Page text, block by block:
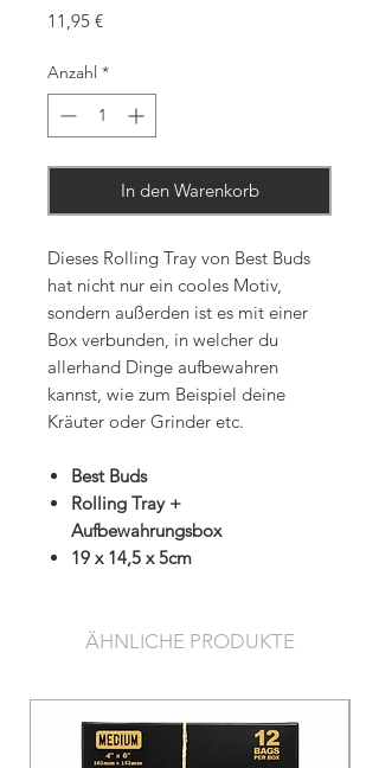
11,95 €Preis
Anzahl *
In den Warenkorb
Dieses Rolling Tray von Best Buds
hat nicht nur ein cooles Motiv,
sondern außerden ist es mit einer
Box verbunden, in welcher du
allerhand Dinge aufbewahren
kannst, wie zum Beispiel deine
Kräuter oder Grinder etc.
Best Buds
Rolling Tray +
Aufbewahrungsbox
19 x 14,5 x 5cm
ÄHNLICHE PRODUKTE